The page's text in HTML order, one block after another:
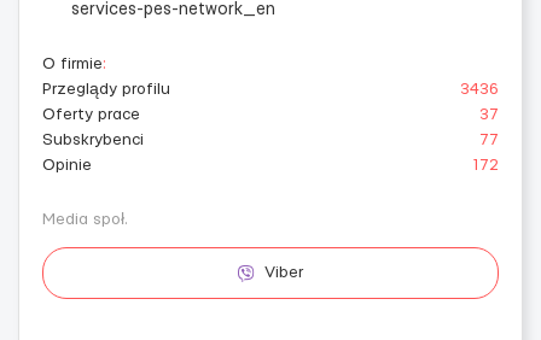
services-pes-network_en
O firmie:
Przeglądy profilu
3436
Oferty prace
37
Subskrybenci
77
Opinie
172
Media społ.
Viber